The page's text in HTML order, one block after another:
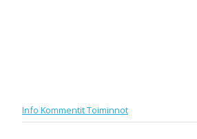
Info KommentitToiminnot